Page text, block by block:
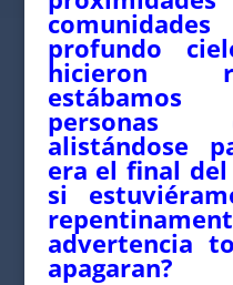
profundo
hicieron
personas
alistándose
era el final del
si
advertencia
apagaran?